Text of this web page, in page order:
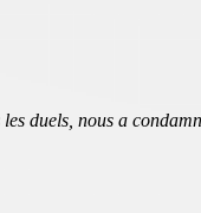
duels, nous a